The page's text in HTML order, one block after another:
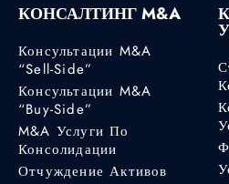
КОНСАЛТИНГ M&A
Консультации M&A
“Sell-Side”
Консультации M&A
“Buy-Side”
M&A Услуги По
Консолидации
Отчуждение Активов